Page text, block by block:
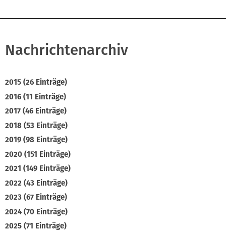
Nachrichtenarchiv
2015 (26 Einträge)
2016 (11 Einträge)
2017 (46 Einträge)
2018 (53 Einträge)
2019 (98 Einträge)
2020 (151 Einträge)
2021 (149 Einträge)
2022 (43 Einträge)
2023 (67 Einträge)
2024 (70 Einträge)
2025 (71 Einträge)